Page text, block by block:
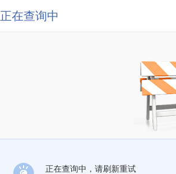
正在查询中
正在查询中，请刷新重试